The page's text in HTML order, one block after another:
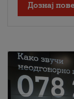
Дознај